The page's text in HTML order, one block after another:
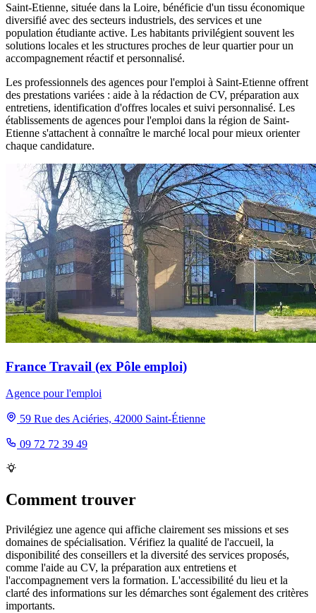
Saint-Etienne, située dans la Loire, bénéficie d'un tissu économique
diversifié avec des secteurs industriels, des services et une
population étudiante active. Les habitants privilégient souvent les
solutions locales et les structures proches de leur quartier pour un
accompagnement réactif et personnalisé.
Les professionnels des agences pour l'emploi à Saint-Etienne offrent
des prestations variées : aide à la rédaction de CV, préparation aux
entretiens, identification d'offres locales et suivi personnalisé. Les
établissements de agences pour l'emploi dans la région de Saint-
Etienne s'attachent à connaître le marché local pour mieux orienter
chaque candidature.
France Travail (ex Pôle emploi)
Agence pour l'emploi
59 Rue des Aciéries, 42000 Saint-Étienne
09 72 72 39 49
Comment trouver
Privilégiez une agence qui affiche clairement ses missions et ses
domaines de spécialisation. Vérifiez la qualité de l'accueil, la
disponibilité des conseillers et la diversité des services proposés,
comme l'aide au CV, la préparation aux entretiens et
l'accompagnement vers la formation. L'accessibilité du lieu et la
clarté des informations sur les démarches sont également des critères
importants.